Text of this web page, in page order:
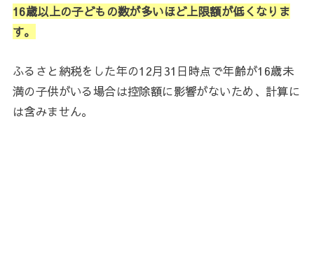
16歳以上の子どもの数が多いほど上限額が低くなりま
す。
ふるさと納税をした年の12月31日時点で年齢が16歳未
満の子供がいる場合は控除額に影響がないため、計算に
は含みません。